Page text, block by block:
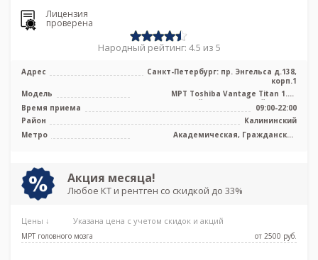
Лицензия
проверена
Народный рейтинг: 4.5 из 5
Адрес
Санкт-Петербург: пр. Энгельса д.138,
корп.1
Модель
МРТ Toshiba Vantage Titan 1.5T
высокопольный полуоткрытый тип, КТ
Tosh ...
Время приема
09:00-22:00
Район
Калининский
Метро
Академическая, Гражданский
Акция месяца!
Любое КТ и рентген со скидкой до 33%
Цены ↓ Указана цена с учетом скидок и акций
МРТ головного мозга от 2500 pуб.